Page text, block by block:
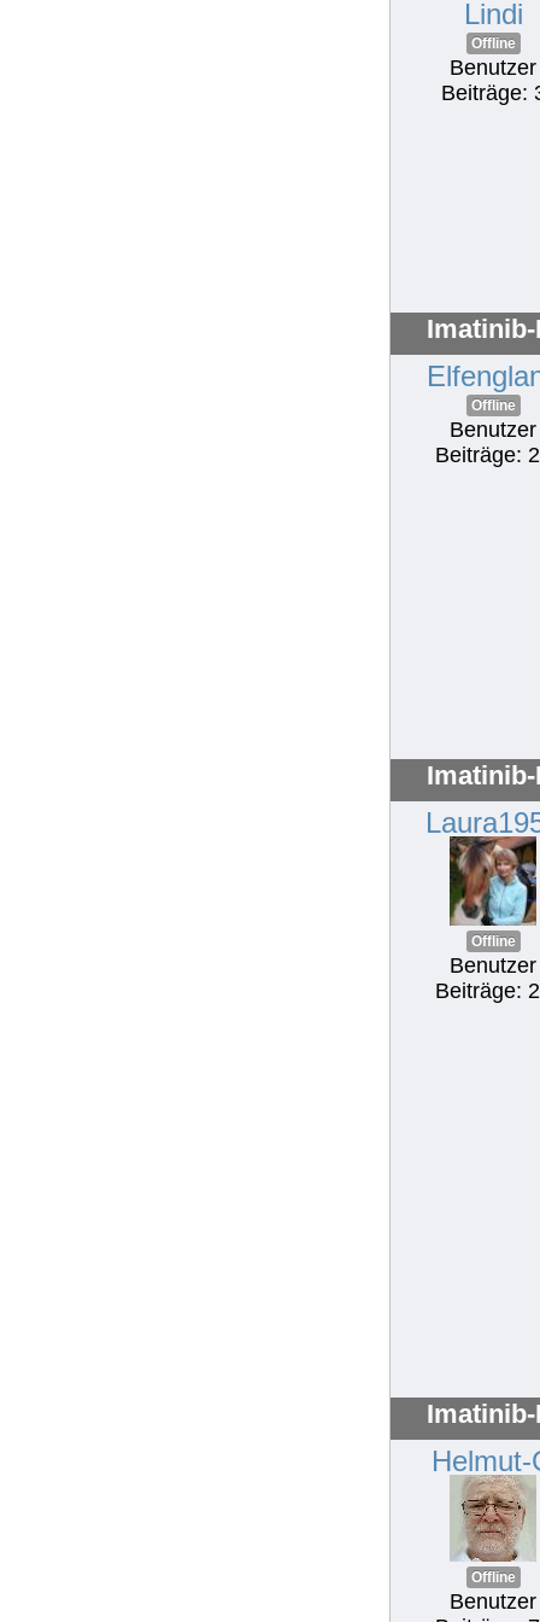
Lindi
Offline
Benutzer
Beiträge:
Offline
Benutzer
Beiträge:
Offline
Benutzer
Beiträge:
Helmut-
Offline
Benutzer